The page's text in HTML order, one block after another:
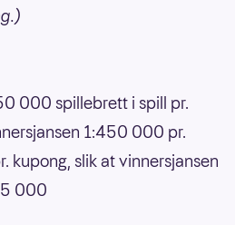
000 spillebrett i spill pr.
1:450 000 pr.
kupong, slik at vinnersjansen
000